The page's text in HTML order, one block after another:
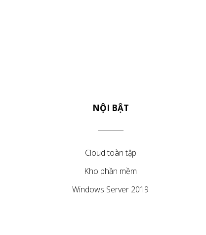
NỘI BẬT
Cloud toàn tập
Kho phần mềm
Windows Server 2019